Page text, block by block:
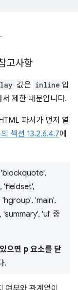
고사항
값은 inline 입
제한 때문입니다.
파서가 먼저 열
섹션 13.2.6.4.7에
'blockquote',
'fieldset',
'main',
'ul' 중
으면 p 요소를 닫
.